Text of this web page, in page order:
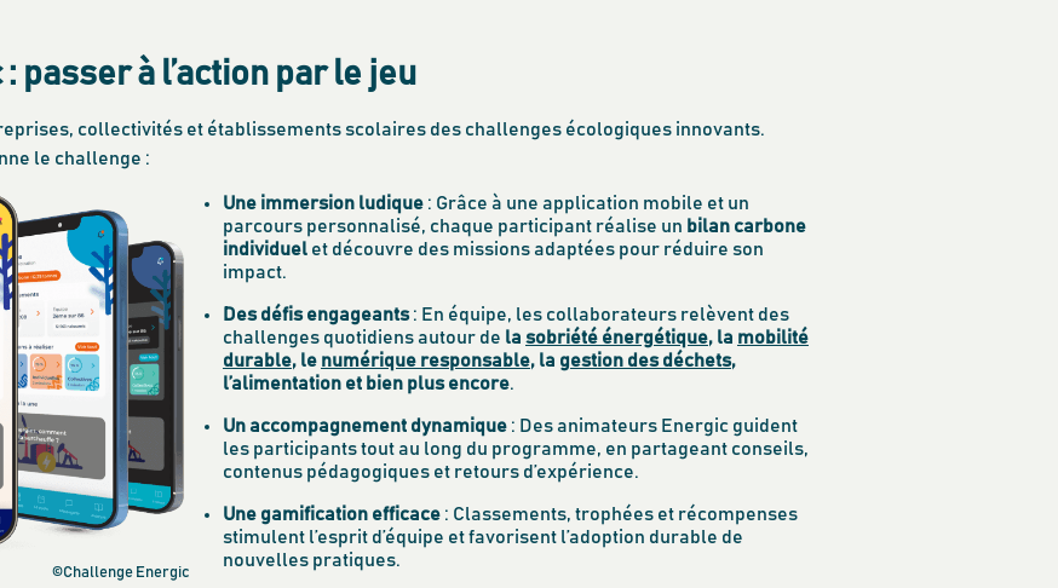
passer à l’action par le jeu
collectivités et établissements scolaires des challenges écologiques innovants.
le challenge :
©Challenge Energic
Une immersion ludique: Grâce à une application mobile et un
parcours personnalisé, chaque participant réalise un bilan carbone
individuelet découvre des missions adaptées pour réduire son
impact.
Des défis engageants: En équipe, les collaborateurs relèvent des
challenges quotidiens autour de la sobriété énergétique, la mobilité
durable, le numérique responsable, la gestion des déchets,
l’alimentation et bien plus encore.
Un accompagnement dynamique: Des animateurs Energic guident
les participants tout au long du programme, en partageant conseils,
contenus pédagogiques et retours d’expérience.
Une gamification efficace: Classements, trophées et récompenses
stimulent l’esprit d’équipe et favorisent l’adoption durable de
nouvelles pratiques.